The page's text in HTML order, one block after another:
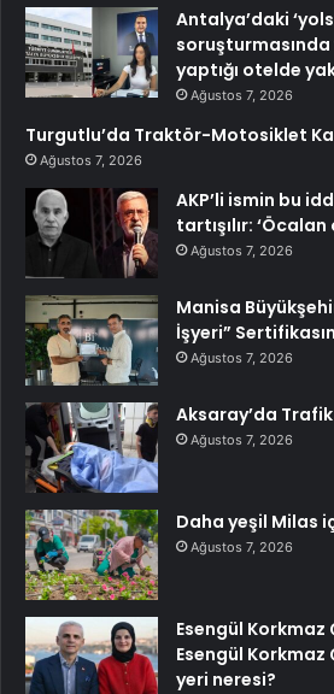
Antalya’daki
yaptığı otelde
Ağustos 7, 2026
Turgutlu’da Traktör-Motosiklet
Ağustos 7, 2026
AKP’li ismin bu
tartışılır: ‘Öcalan
Ağustos 7, 2026
Manisa
İşyeri”
Ağustos 7, 2026
Aksaray’da Trafik
Ağustos 7, 2026
Daha yeşil Milas
Ağustos 7, 2026
Esengül
Esengül Korkmaz
yeri neresi?